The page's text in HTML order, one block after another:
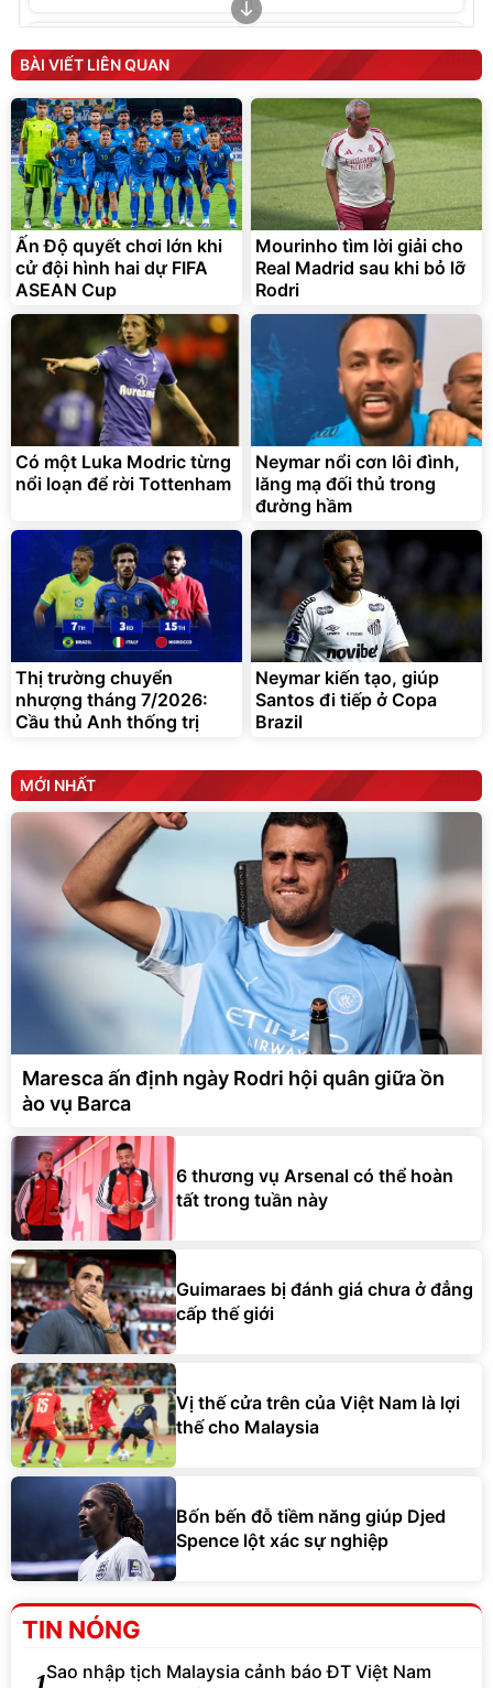
tức thì Vaseline Body
190.000đ
138.330đ
Discount
D2-001 - Thông Minh
3.000.000
2.200.000đ
Flash Sale
Unmute
Vali Bamozo Khung Nhôm
9066 Size 20/24/28 Cao
Cấp
1.000.000đ
825.000đ
Flash Sale
Lót ghế ôtô, nâng lưng
chống nóng giúp thoải mái
trong di chuyển
295.000đ
Đã bán nhiều
BÀI VIẾT LIÊN QUAN
Ấn Độ quyết chơi lớn khi
cử đội hình hai dự FIFA
ASEAN Cup
Mourinho tìm lời giải cho
Real Madrid sau khi bỏ lỡ
Rodri
Có một Luka Modric từng
nổi loạn để rời Tottenham
Neymar nổi cơn lôi đình,
lăng mạ đối thủ trong
đường hầm
Thị trường chuyển
nhượng tháng 7/2026:
Cầu thủ Anh thống trị
Neymar kiến tạo, giúp
Santos đi tiếp ở Copa
Brazil
MỚI NHẤT
Maresca ấn định ngày Rodri hội quân giữa ồn
ào vụ Barca
6 thương vụ Arsenal có thể hoàn
tất trong tuần này
Guimaraes bị đánh giá chưa ở đẳng
cấp thế giới
Vị thế cửa trên của Việt Nam là lợi
thế cho Malaysia
Bốn bến đỗ tiềm năng giúp Djed
Spence lột xác sự nghiệp
TIN NÓNG
Sao nhập tịch Malaysia cảnh báo ĐT Việt Nam